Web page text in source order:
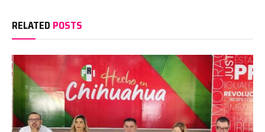
RELATED POSTS